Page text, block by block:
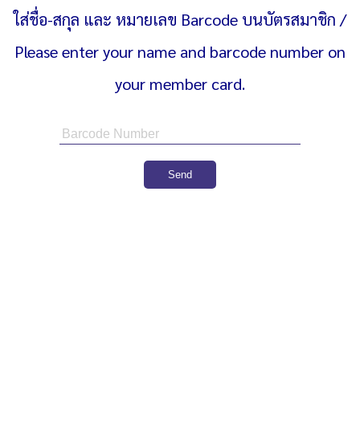
ใส่ชื่อ-สกุล และ หมายเลข Barcode บนบัตรสมาชิก /
Please enter your name and barcode number on
your member card.